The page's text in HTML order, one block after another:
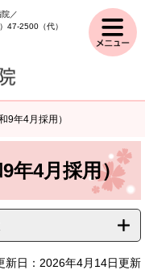
院
47-2500（代）
9年4月採用）
年4月採用）
新日：2026年4月14日更新